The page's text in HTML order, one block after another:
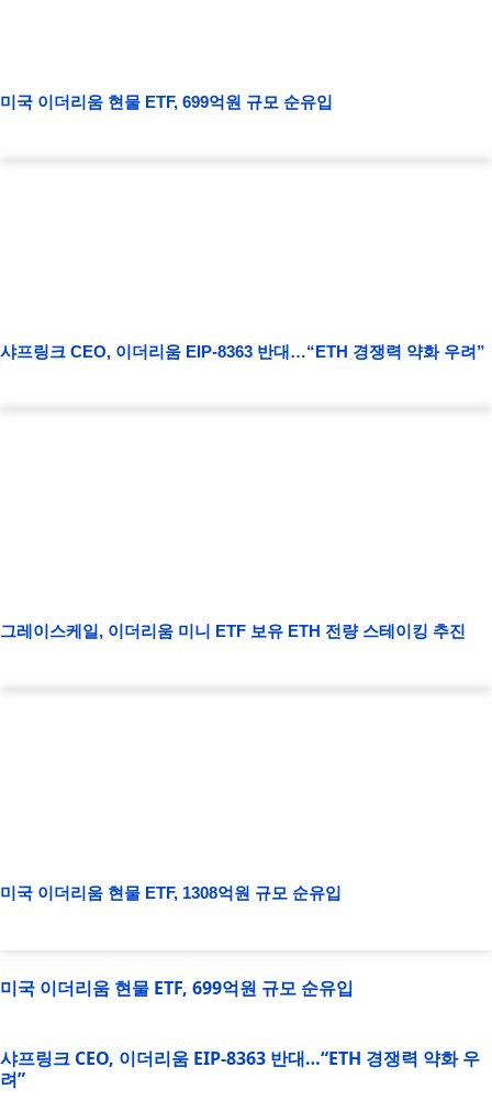
미국 이더리움 현물 ETF, 699억원 규모 순유입
샤프링크 CEO, 이더리움 EIP-8363 반대…“ETH 경쟁력 약화 우려”
그레이스케일, 이더리움 미니 ETF 보유 ETH 전량 스테이킹 추진
미국 이더리움 현물 ETF, 1308억원 규모 순유입
미국 이더리움 현물 ETF, 699억원 규모 순유입
샤프링크 CEO, 이더리움 EIP-8363 반대…“ETH 경쟁력 약화 우
려”